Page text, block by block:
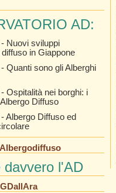
AD:
- Nuovi sviluppi
diffuso in Giappone
- Quanti sono gli Alberghi
- Ospitalità nei borghi: i
Diffuso
- Albergo Diffuso ed
davvero l'AD